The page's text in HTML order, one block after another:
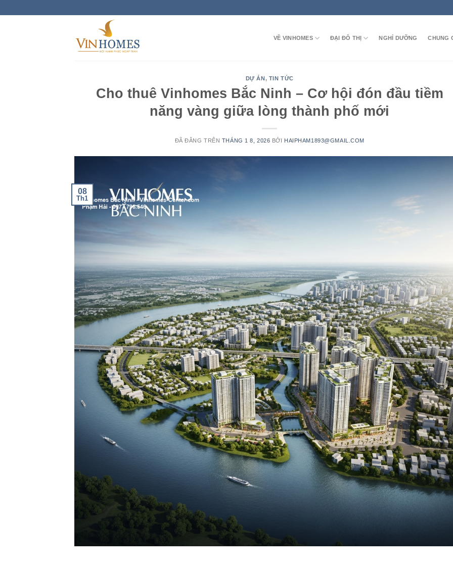
VỀ VINHOMES ĐẠI ĐÔ THỊ NGHỈ DƯỠNG CHUNG
DỰ ÁN, TIN TỨC
Cho thuê Vinhomes Bắc Ninh – Cơ hội đón đầu tiềm
năng vàng giữa lòng thành phố mới
ĐÃ ĐĂNG TRÊN THÁNG 1 8, 2026 BỞI HAIPHAM1893@GMAIL.COM
08
Th1